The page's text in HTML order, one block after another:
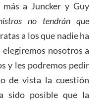
a Juncker y Guy
no tendrán que
a los que nadie ha
nosotros a
y les podremos pedir
de vista la cuestión
sido posible que la